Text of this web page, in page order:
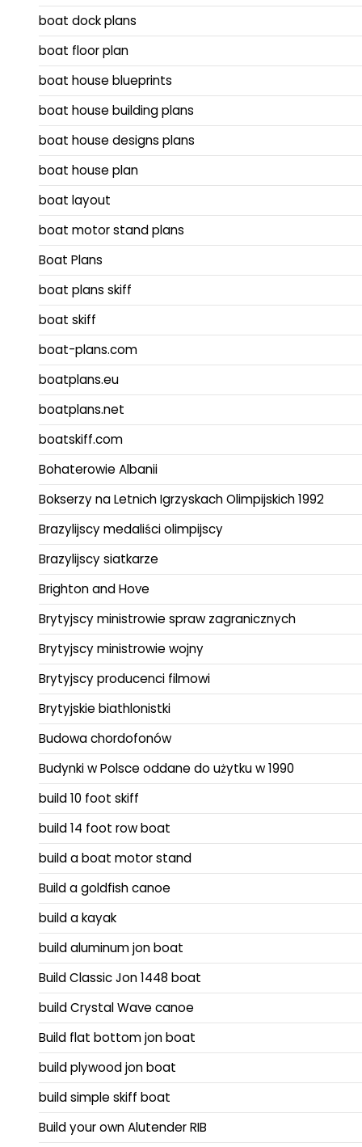
boat dock plans
boat floor plan
boat house blueprints
boat house building plans
boat house designs plans
boat house plan
boat layout
boat motor stand plans
Boat Plans
boat plans skiff
boat skiff
boat-plans.com
boatplans.eu
boatplans.net
boatskiff.com
Bohaterowie Albanii
Bokserzy na Letnich Igrzyskach Olimpijskich 1992
Brazylijscy medaliści olimpijscy
Brazylijscy siatkarze
Brighton and Hove
Brytyjscy ministrowie spraw zagranicznych
Brytyjscy ministrowie wojny
Brytyjscy producenci filmowi
Brytyjskie biathlonistki
Budowa chordofonów
Budynki w Polsce oddane do użytku w 1990
build 10 foot skiff
build 14 foot row boat
build a boat motor stand
Build a goldfish canoe
build a kayak
build aluminum jon boat
Build Classic Jon 1448 boat
build Crystal Wave canoe
Build flat bottom jon boat
build plywood jon boat
build simple skiff boat
Build your own Alutender RIB